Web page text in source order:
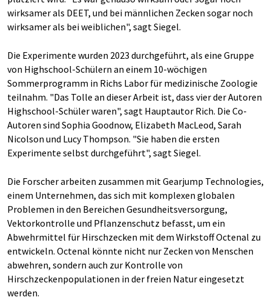
wirksamer als DEET, und bei männlichen Zecken sogar noch
wirksamer als bei weiblichen", sagt Siegel.
Die Experimente wurden 2023 durchgeführt, als eine Gruppe
von Highschool-Schülern an einem 10-wöchigen
Sommerprogramm in Richs Labor für medizinische Zoologie
teilnahm. "Das Tolle an dieser Arbeit ist, dass vier der Autoren
Highschool-Schüler waren", sagt Hauptautor Rich. Die Co-
Autoren sind Sophia Goodnow, Elizabeth MacLeod, Sarah
Nicolson und Lucy Thompson. "Sie haben die ersten
Experimente selbst durchgeführt", sagt Siegel.
Die Forscher arbeiten zusammen mit Gearjump Technologies,
einem Unternehmen, das sich mit komplexen globalen
Problemen in den Bereichen Gesundheitsversorgung,
Vektorkontrolle und Pflanzenschutz befasst, um ein
Abwehrmittel für Hirschzecken mit dem Wirkstoff Octenal zu
entwickeln. Octenal könnte nicht nur Zecken von Menschen
abwehren, sondern auch zur Kontrolle von
Hirschzeckenpopulationen in der freien Natur eingesetzt
werden.